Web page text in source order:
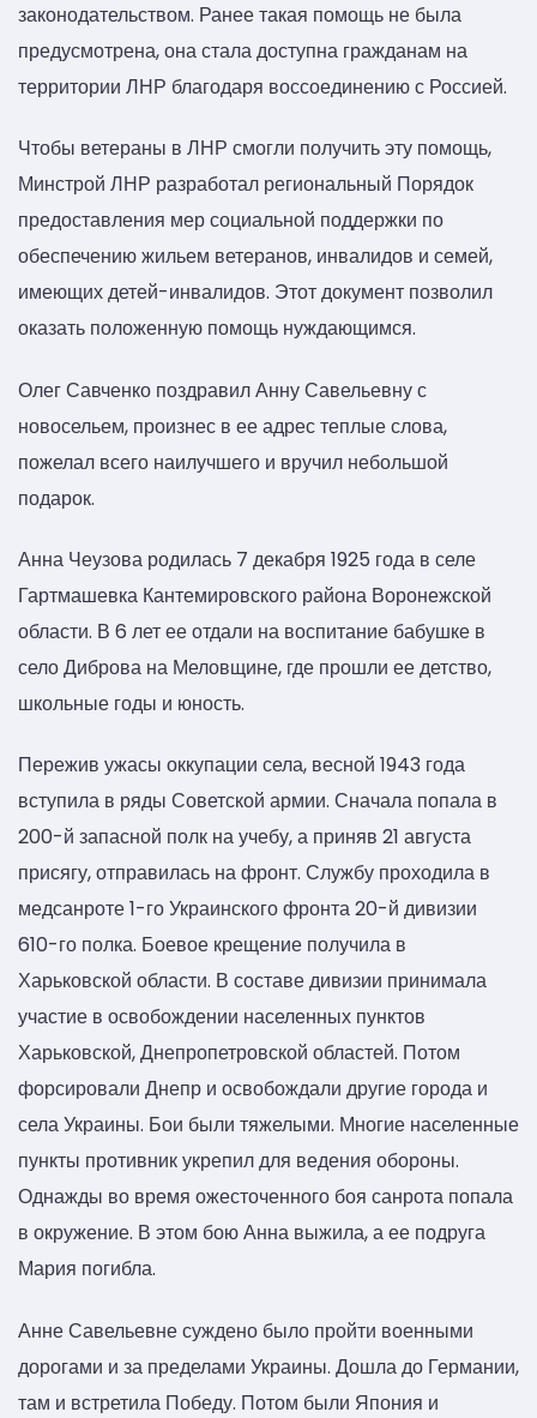
законодательством. Ранее такая помощь не была
предусмотрена, она стала доступна гражданам на
территории ЛНР благодаря воссоединению с Россией.
Чтобы ветераны в ЛНР смогли получить эту помощь,
Минстрой ЛНР разработал региональный Порядок
предоставления мер социальной поддержки по
обеспечению жильем ветеранов, инвалидов и семей,
имеющих детей-инвалидов. Этот документ позволил
оказать положенную помощь нуждающимся.
Олег Савченко поздравил Анну Савельевну с
новосельем, произнес в ее адрес теплые слова,
пожелал всего наилучшего и вручил небольшой
подарок.
Анна Чеузова родилась 7 декабря 1925 года в селе
Гартмашевка Кантемировского района Воронежской
области. В 6 лет ее отдали на воспитание бабушке в
село Диброва на Меловщине, где прошли ее детство,
школьные годы и юность.
Пережив ужасы оккупации села, весной 1943 года
вступила в ряды Советской армии. Сначала попала в
200-й запасной полк на учебу, а приняв 21 августа
присягу, отправилась на фронт. Службу проходила в
медсанроте 1-го Украинского фронта 20-й дивизии
610-го полка. Боевое крещение получила в
Харьковской области. В составе дивизии принимала
участие в освобождении населенных пунктов
Харьковской, Днепропетровской областей. Потом
форсировали Днепр и освобождали другие города и
села Украины. Бои были тяжелыми. Многие населенные
пункты противник укрепил для ведения обороны.
Однажды во время ожесточенного боя санрота попала
в окружение. В этом бою Анна выжила, а ее подруга
Мария погибла.
Анне Савельевне суждено было пройти военными
дорогами и за пределами Украины. Дошла до Германии,
там и встретила Победу. Потом были Япония и